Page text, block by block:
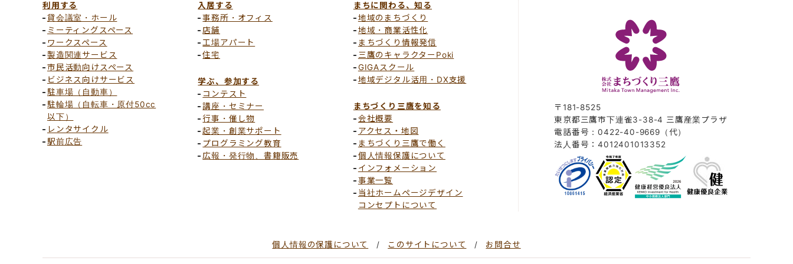
利用する
貸会議室・ホール
ミーティングスペース
ワークスペース
製造関連サービス
市民活動向けスペース
ビジネス向けサービス
駐車場（自動車）
駐輪場（自転車・原付50cc
以下）
レンタサイクル
駅前広告
入居する
事務所・オフィス
店舗
工場アパート
住宅
学ぶ、参加する
コンテスト
講座・セミナー
行事・催し物
起業・創業サポート
プログラミング教育
広報・発行物、書籍販売
まちに関わる、知る
地域のまちづくり
地域・商業活性化
まちづくり情報発信
三鷹のキャラクターPoki
GIGAスクール
地域デジタル活用・DX支援
まちづくり三鷹を知る
会社概要
アクセス・地図
まちづくり三鷹で働く
個人情報保護について
インフォメーション
事業一覧
当社ホームページデザイン
コンセプトについて
〒181-8525
東京都三鷹市下連雀3-38-4 三鷹産業プラザ
電話番号：0422-40-9669（代）
法人番号：4012401013352
個人情報の保護について このサイトについて お問合せ